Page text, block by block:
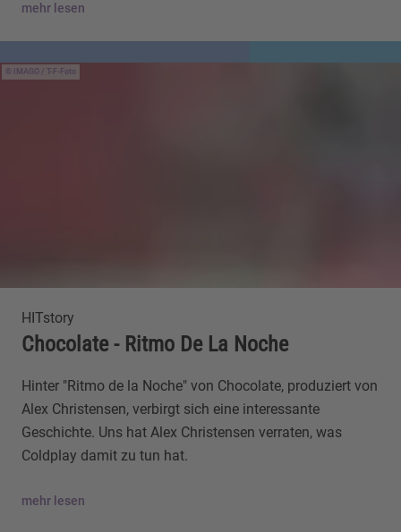
mehr lesen
IMAGO / T-F-Foto
HITstory
Chocolate - Ritmo De La Noche
Hinter "Ritmo de la Noche" von Chocolate, produziert von
Alex Christensen, verbirgt sich eine interessante
Geschichte. Uns hat Alex Christensen verraten, was
Coldplay damit zu tun hat.
mehr lesen